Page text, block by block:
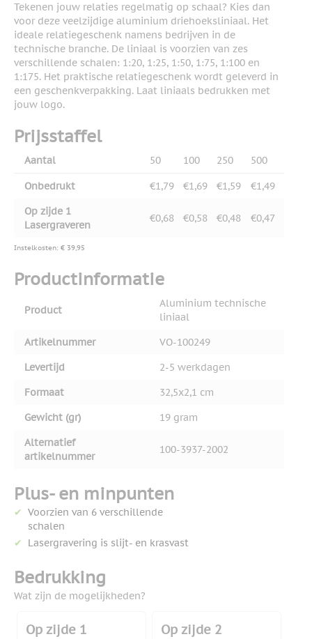
Tekenen jouw relaties regelmatig op schaal? Kies dan
voor deze veelzijdige aluminium driehoeksliniaal. Het
ideale relatiegeschenk namens bedrijven in de
technische branche. De liniaal is voorzien van zes
verschillende schalen: 1:20, 1:25, 1:50, 1:75, 1:100 en
1:175. Het praktische relatiegeschenk wordt geleverd in
een geschenkverpakking. Laat liniaals bedrukken met
jouw logo.
Prijsstaffel
Aantal 50 100 250 500
Onbedrukt €1,79 €1,69 €1,59
€1,49
Op zijde 1
Lasergraveren
€0,68 €0,58 €0,48 €0,47
Instelkosten: € 39,95
Productinformatie
Product
Aluminium technische
liniaal
Artikelnummer
VO-100249
Levertijd
2-5 werkdagen
Formaat
32,5x2,1 cm
Gewicht (gr)
19 gram
Alternatief
artikelnummer
100-3937-2002
Plus- en minpunten
Voorzien van 6 verschillende
schalen
Lasergravering is slijt- en krasvast
Bedrukking
Wat zijn de mogelijkheden?
Op zijde 1 Op zijde 2